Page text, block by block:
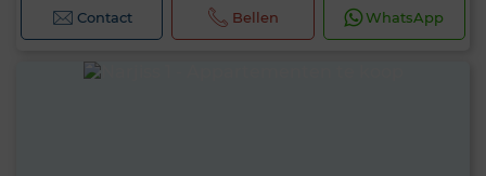
Contact Bellen WhatsApp